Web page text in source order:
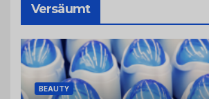
Versäumt
BEAUTY